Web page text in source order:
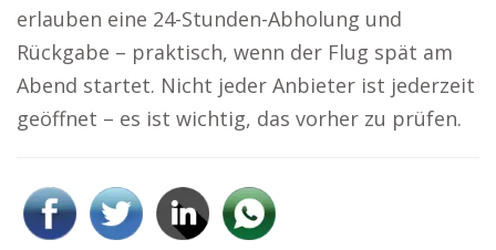
erlauben eine 24-Stunden-Abholung und
Rückgabe – praktisch, wenn der Flug spät am
Abend startet. Nicht jeder Anbieter ist jederzeit
geöffnet – es ist wichtig, das vorher zu prüfen.